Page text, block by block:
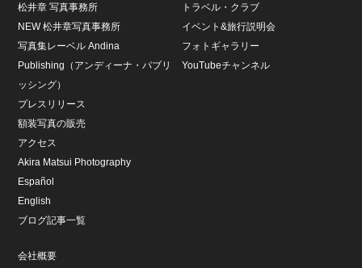
松井章 写真事務所
NEW 松井章写真事務所
写真集レーベル Andina
Publishing（アンディーナ・パブリ
ッシング）
プレスリリース
額装写真の販売
アクセス
Akira Matsui Photography
Español
English
ブログ記事一覧
トラベル・クラブ
イベント&旅行説明会
フォトギャラリー
YouTubeチャンネル
会社概要